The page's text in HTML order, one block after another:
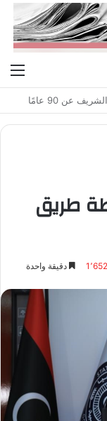
عن 90 عامًا
طريق
1٬652 دقيقة واحدة